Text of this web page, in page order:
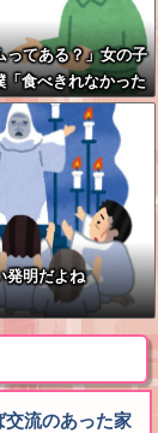
ってある？」女の子
食べきれなかった
縛りたくて」女の子
っか///」
発明だよね
交流のあった家